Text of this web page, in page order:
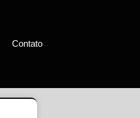
Contato